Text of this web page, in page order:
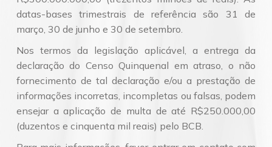
datas-bases trimestrais de referência são 31 de
março, 30 de junho e 30 de setembro.
Nos termos da legislação aplicável, a entrega da
declaração do Censo Quinquenal em atraso, o não
fornecimento de tal declaração e/ou a prestação de
informações incorretas, incompletas ou falsas, podem
ensejar a aplicação de multa de até R$250.000,00
(duzentos e cinquenta mil reais) pelo BCB.